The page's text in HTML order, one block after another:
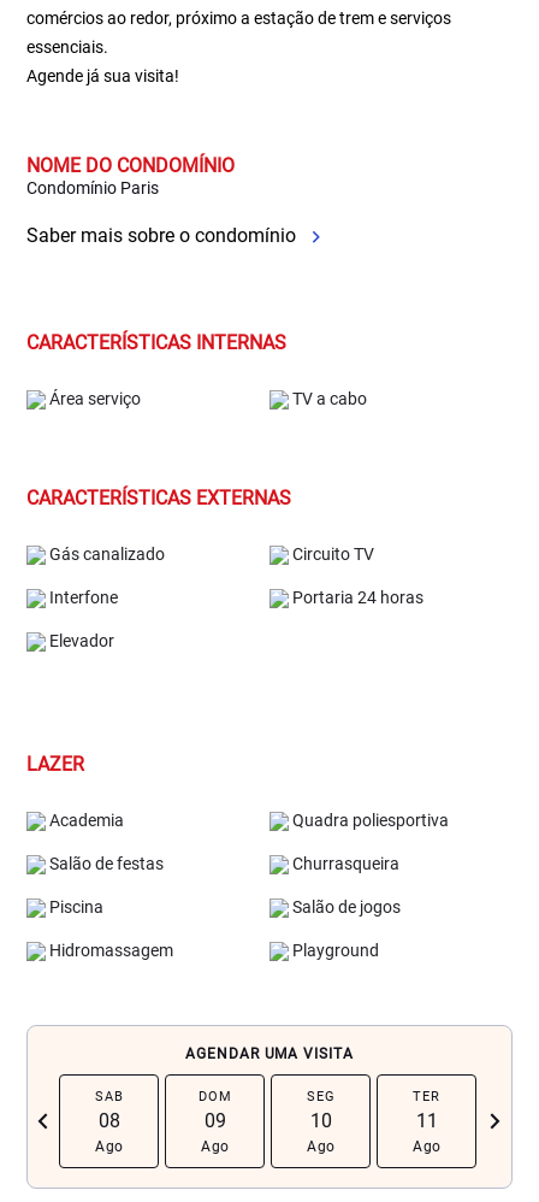
comércios ao redor, próximo a estação de trem e serviços
essenciais.
Agende já sua visita!
NOME DO CONDOMÍNIO
Condomínio Paris
Saber mais sobre o condomínio
CARACTERÍSTICAS INTERNAS
Área serviço TV a cabo
CARACTERÍSTICAS EXTERNAS
Gás canalizado Circuito TV
Interfone Portaria 24 horas
Elevador
LAZER
Academia Quadra poliesportiva
Salão de festas Churrasqueira
Piscina Salão de jogos
Hidromassagem Playground
AGENDAR UMA VISITA
chevron_left
SAB
08
Ago
DOM
09
Ago
SEG
10
Ago
TER
11
Ago
navigate_next